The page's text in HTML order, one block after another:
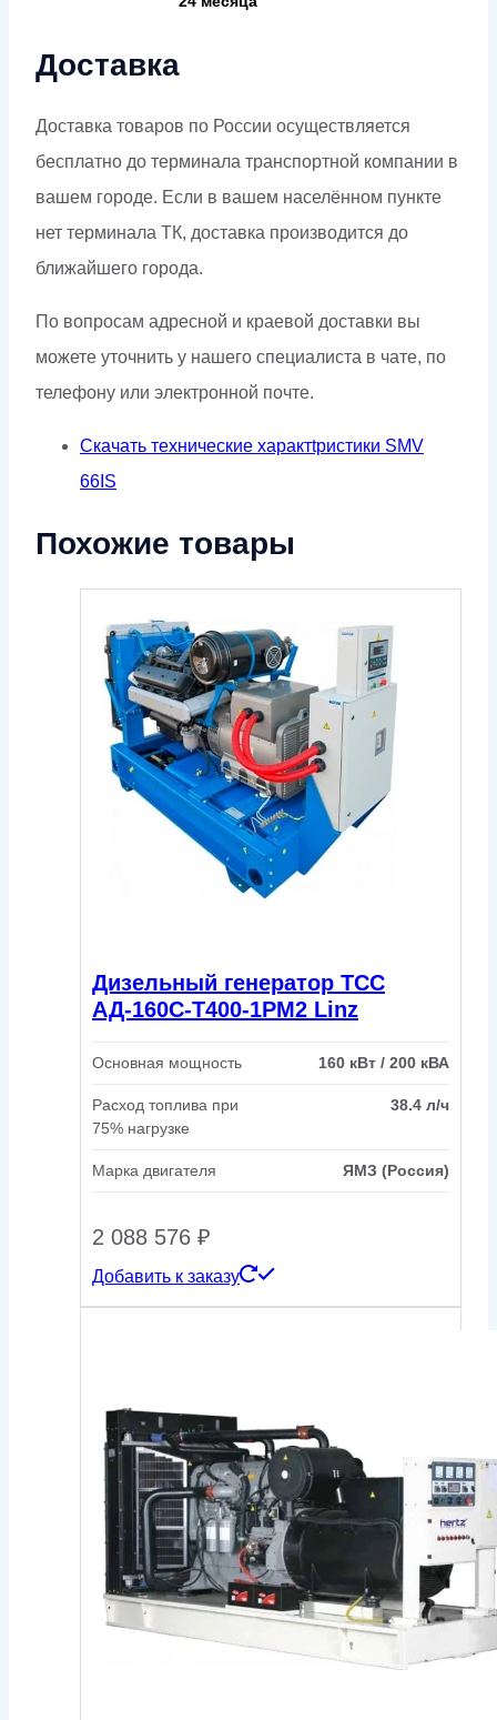
Доставка
Доставка товаров по России осуществляется
бесплатно до терминала транспортной компании в
вашем городе. Если в вашем населённом пункте
нет терминала ТК, доставка производится до
ближайшего города.
По вопросам адресной и краевой доставки вы
можете уточнить у нашего специалиста в чате, по
телефону или электронной почте.
Скачать технические характtристики SMV
66IS
Похожие товары
Дизельный генератор ТСС
АД-160С-Т400-1РМ2 Linz
Основная мощность 160 кВт / 200 кВА
Расход топлива при
75% нагрузке
38.4 л/ч
Марка двигателя ЯМЗ (Россия)
2 088 576 ₽
Добавить к заказу